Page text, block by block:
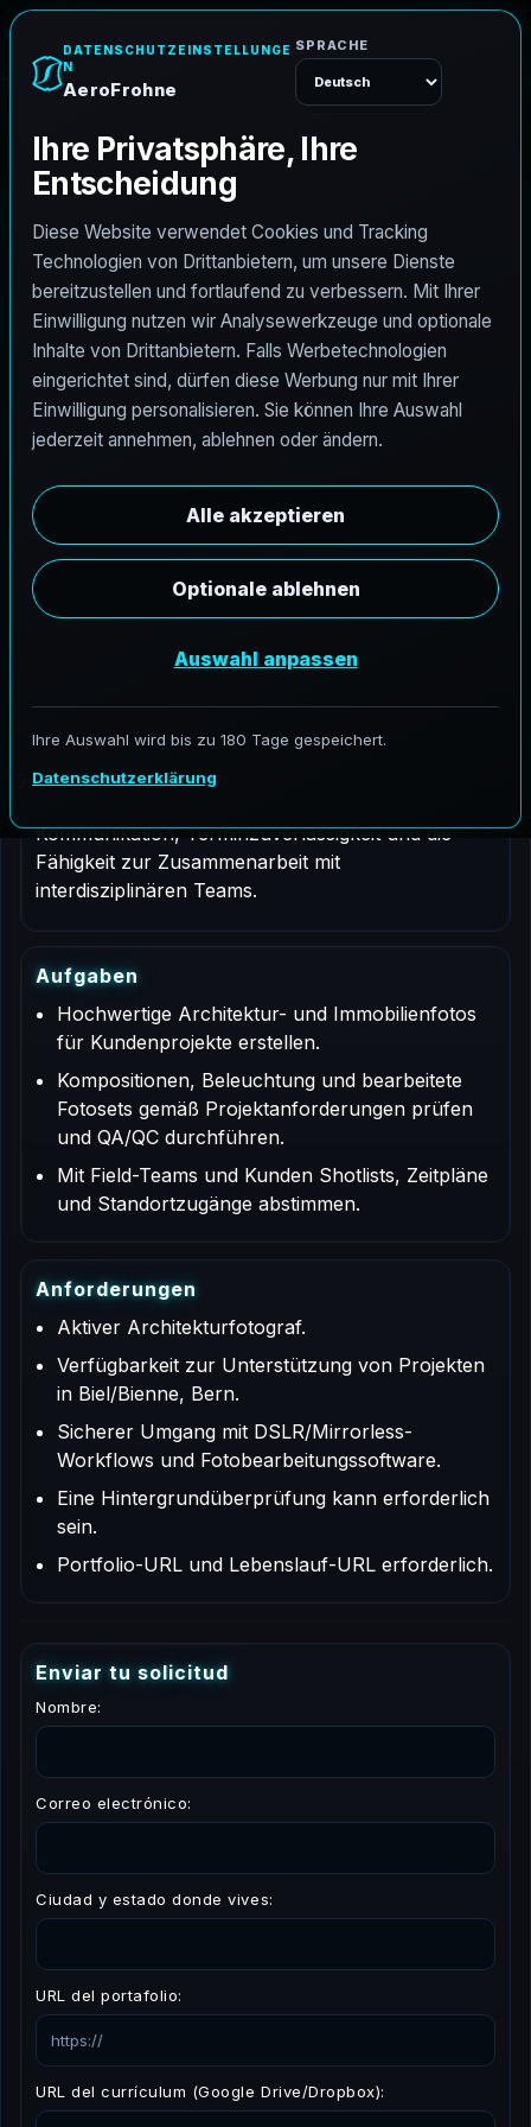
Aero Frohne
Start Karriere Architekturfotograf
Architekturfotog raf
AeroFrohne sucht unabhängige
Architekturfotografen zur Unterstützung von
Premium-Immobilienmarketing und visueller AEC-
Dokumentation. Erfahrene Fotografen in Biel/Bienne,
Bern sind eingeladen, sich zu bewerben.
Übersicht Aufgaben Anforderungen
Beschäftigungsart: Vertrag
Stellenbeschreibung
Architekturfotografen zur Unterstützung von
Dokumentation, Koordination, QA/QC sowie
lieferfertige Ergebnisse gemäß
Kommunikation, Terminzuverlässigkeit und die
Fähigkeit zur Zusammenarbeit mit
interdisziplinären Teams.
Aufgaben
Hochwertige Architektur- und Immobilienfotos
für Kundenprojekte erstellen.
Kompositionen, Beleuchtung und bearbeitete
Fotosets gemäß Projektanforderungen prüfen
und QA/QC durchführen.
Mit Field-Teams und Kunden Shotlists, Zeitpläne
und Standortzugänge abstimmen.
Anforderungen
Aktiver Architekturfotograf.
Verfügbarkeit zur Unterstützung von Projekten
in Biel/Bienne, Bern.
Sicherer Umgang mit DSLR/Mirrorless-
Workflows und Fotobearbeitungssoftware.
Eine Hintergrundüberprüfung kann erforderlich
sein.
Portfolio-URL und Lebenslauf-URL erforderlich.
Enviar tu solicitud
Nombre:
Correo electrónico:
Ciudad y estado donde vives:
URL del portafolio:
URL del currículum (Google Drive/Dropbox):